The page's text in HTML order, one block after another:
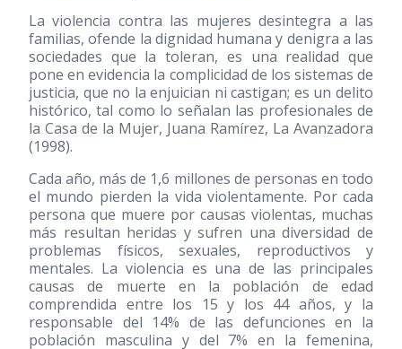
La violencia contra las mujeres desintegra a las
familias, ofende la dignidad humana y denigra a las
sociedades que la toleran, es una realidad que
pone en evidencia la complicidad de los sistemas de
justicia, que no la enjuician ni castigan; es un delito
histórico, tal como lo señalan las profesionales de
la Casa de la Mujer, Juana Ramírez, La Avanzadora
(1998).
Cada año, más de 1,6 millones de personas en todo
el mundo pierden la vida violentamente. Por cada
persona que muere por causas violentas, muchas
más resultan heridas y sufren una diversidad de
problemas físicos, sexuales, reproductivos y
mentales. La violencia es una de las principales
causas de muerte en la población de edad
comprendida entre los 15 y los 44 años, y la
responsable del 14% de las defunciones en la
población masculina y del 7% en la femenina,